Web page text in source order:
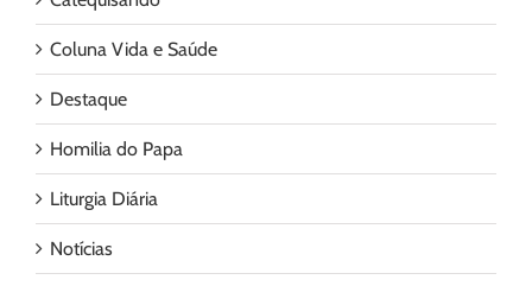
Coluna Vida e Saúde
Destaque
Homilia do Papa
Liturgia Diária
Notícias